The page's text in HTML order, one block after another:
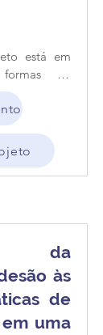
está em
de
ainda não
da
às
de
uma